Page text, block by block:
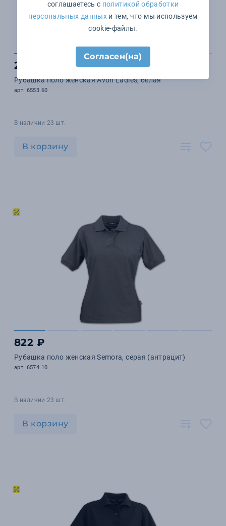
2 249 ₽
Рубашка поло женская Avon Ladies, белая
арт. 6553.60
В наличии 23 шт.
В корзину
822 ₽
Рубашка поло женская Semora, серая (антрацит)
арт. 6574.10
В наличии 23 шт.
В корзину
соглашаетесь с политикой обработки
персональных данныхи тем, что мы используем
cookie-файлы.
Согласен(на)